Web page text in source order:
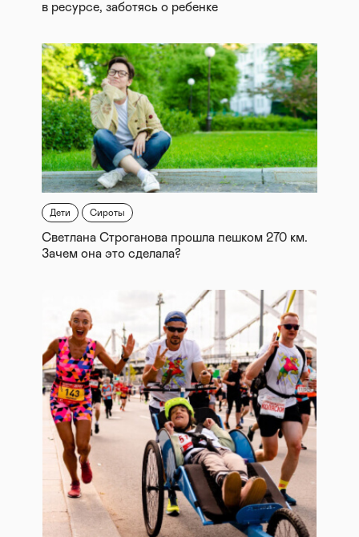
в ресурсе, заботясь о ребенке
Дети Сироты
Светлана Строганова прошла пешком 270 км.
Зачем она это сделала?